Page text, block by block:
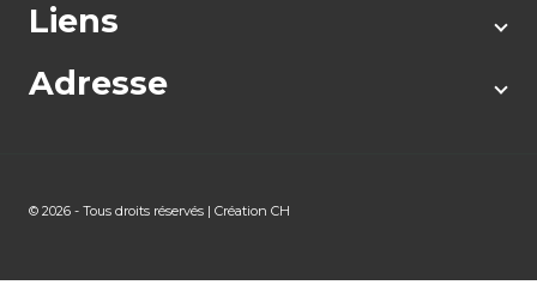
Liens
Adresse
© 2026 - Tous droits réservés | Création CH